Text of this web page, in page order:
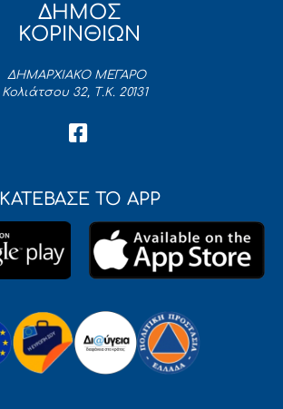
ΔΗΜΟΣ
ΚΟΡΙΝΘΙΩΝ
ΔΗΜΑΡΧΙΑΚΟ ΜΕΓΑΡΟ
Κολιάτσου 32, Τ.Κ. 20131
ΚΑΤΕΒΑΣΕ ΤΟ APP